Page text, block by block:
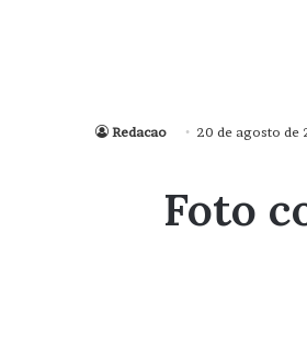
Redacao 20 de agosto de
Foto